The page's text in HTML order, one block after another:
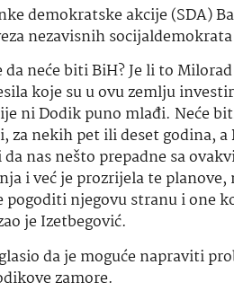
demokratske akcije (SDA)
nezavisnih
da neće biti BiH? Je li to
koje su u ovu zemlju
ni Dodik puno mlađi. Neće
za nekih pet ili deset godina,
nas nešto prepadne sa
i već je prozrijela te
pogoditi njegovu stranu i one
je Izetbegović.
da je moguće napraviti
zamore.